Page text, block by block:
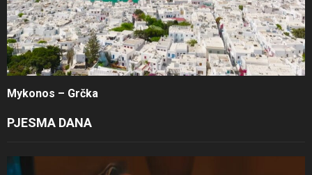
Mykonos – Grčka
PJESMA DANA